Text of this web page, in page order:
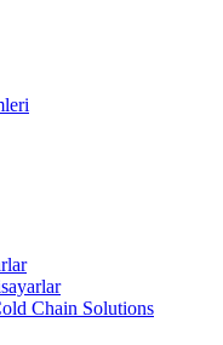
Chain Solutions